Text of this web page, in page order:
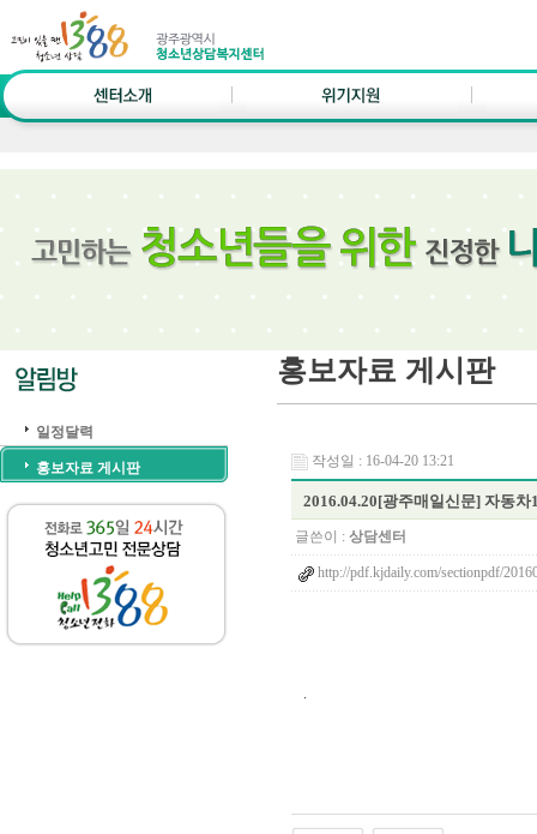
일정달력
홍보자료 게시판
홍보자료 게시판
작성일 : 16-04-20 13:21
2016.04.20[광주매일신문] 자동
글쓴이 : 상담센터
http://pdf.kjdaily.com/sectionpdf/
.